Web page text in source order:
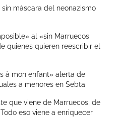
máscara del neonazismo
al «sin Marruecos
quienes quieren reescribir el
à mon enfant» alerta de
a menores en Sebta
que viene de Marruecos, de
eso viene a enriquecer